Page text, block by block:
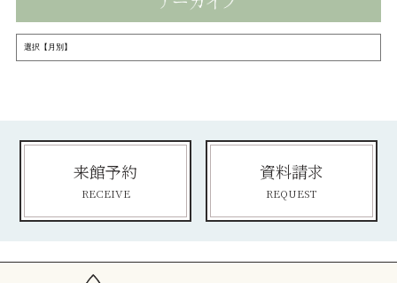
来館予約
RECEIVE
資料請求
REQUEST